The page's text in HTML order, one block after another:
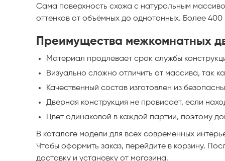
Сама поверхность схожа с натуральным
оттенков от объёмных до однотонных. Более
Преимущества межкомнатных
Материал продлевает срок службы
Визуально сложно отличить от массива, так
Качественный состав изготовлен из
Дверная конструкция не провисает, если
Цвет одинаковой в каждой партии, поэтому
В каталоге модели для всех современных
Чтобы оформить заказ, перейдите в корзину.
доставку и установку от магазина.